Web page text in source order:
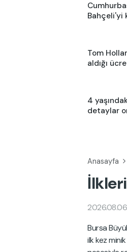
Bahçeli'yi
Tom
aldığı
4
detaylar
Anasayfa
2026.08.06
Bursa
ilk kez